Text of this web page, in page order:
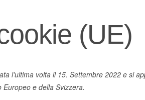
(UE)
l'ultima volta il 15. Settembre 2022 e si
e della Svizzera.